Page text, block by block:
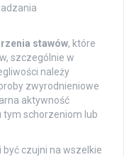
stawów, które
szczególnie w
należy
zwyrodnieniowe
aktywność
schorzeniom lub
być czujni na wszelkie